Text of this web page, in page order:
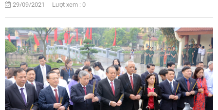
29/09/2021 Lượt xem : 0